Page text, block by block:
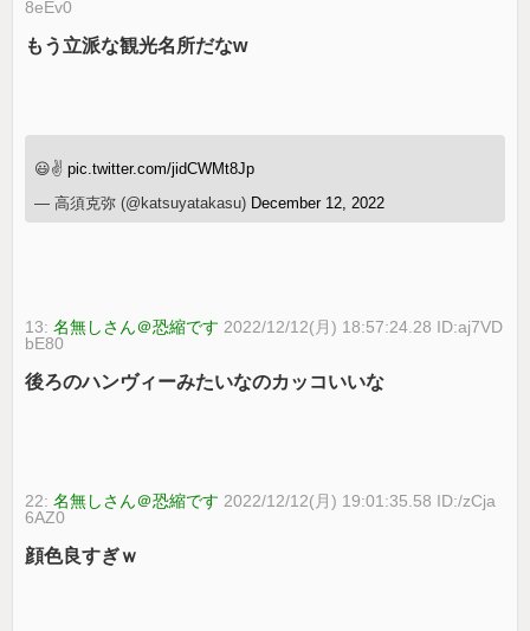
8eEv0
もう立派な観光名所だなw
😃✌️pic.twitter.com/jidCWMt8Jp
— 高須克弥 (@katsuyatakasu) December 12, 2022
13:名無しさん＠恐縮です 2022/12/12(月) 18:57:24.28 ID:aj7VD
bE80
後ろのハンヴィーみたいなのカッコいいな
22:名無しさん＠恐縮です 2022/12/12(月) 19:01:35.58 ID:/zCja
6AZ0
顔色良すぎｗ